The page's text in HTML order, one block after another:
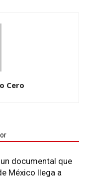
Cero
un documental que
México llega a